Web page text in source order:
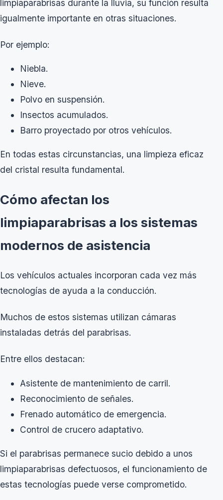
limpiaparabrisas durante la lluvia, su función resulta
igualmente importante en otras situaciones.
Por ejemplo:
Niebla.
Nieve.
Polvo en suspensión.
Insectos acumulados.
Barro proyectado por otros vehículos.
En todas estas circunstancias, una limpieza eficaz
del cristal resulta fundamental.
Cómo afectan los
limpiaparabrisas a los sistemas
modernos de asistencia
Los vehículos actuales incorporan cada vez más
tecnologías de ayuda a la conducción.
Muchos de estos sistemas utilizan cámaras
instaladas detrás del parabrisas.
Entre ellos destacan:
Asistente de mantenimiento de carril.
Reconocimiento de señales.
Frenado automático de emergencia.
Control de crucero adaptativo.
Si el parabrisas permanece sucio debido a unos
limpiaparabrisas defectuosos, el funcionamiento de
estas tecnologías puede verse comprometido.